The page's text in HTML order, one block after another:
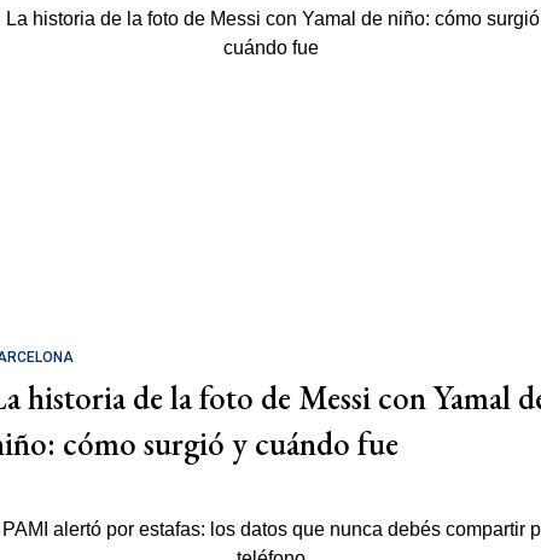
historia de la foto de Messi con Yamal
cómo surgió y cuándo fue